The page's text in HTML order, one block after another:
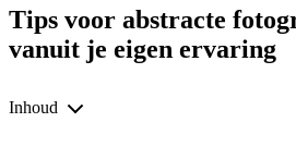
Tips voor abstracte
vanuit je eigen ervaring
Inhoud